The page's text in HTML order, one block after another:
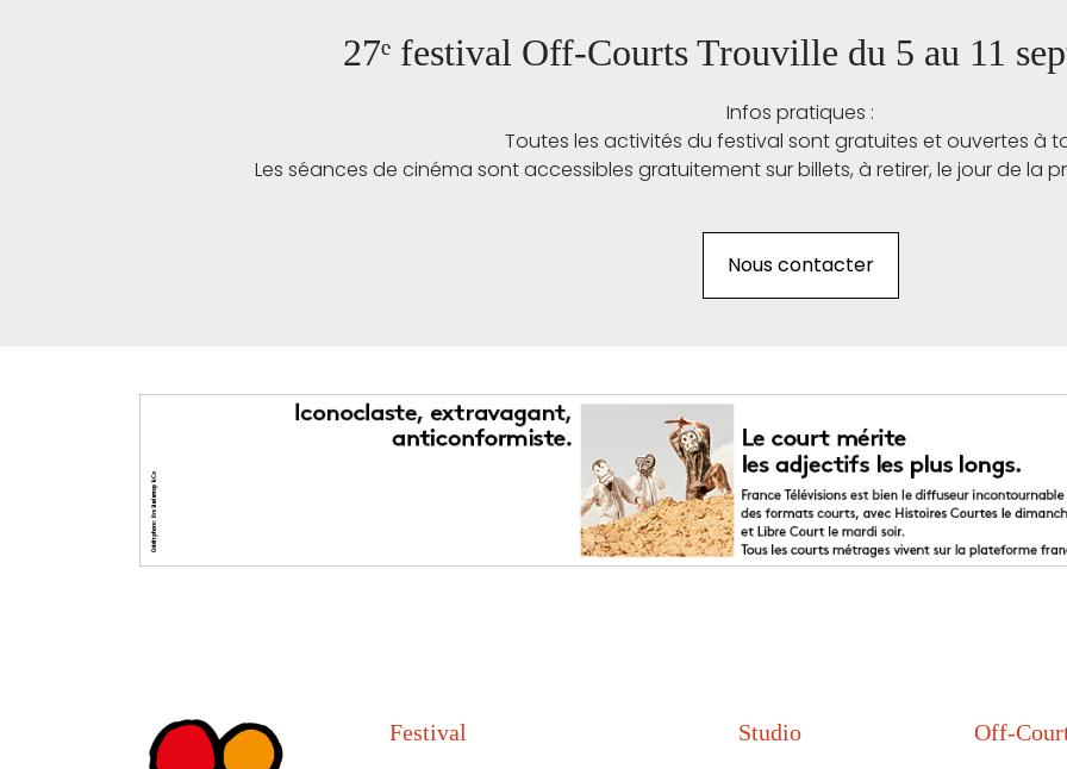
27ᵉ festival Off-Courts Trouville du 5 au 11
Infos pratiques :
Toutes les activités du festival sont gratuites et ouvertes à
Les séances de cinéma sont accessibles gratuitement sur billets, à retirer, le jour de la
Nous contacter
Festival Studio Off-